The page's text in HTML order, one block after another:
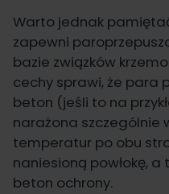
Warto jednak
zapewni
bazie związków
cechy sprawi, że para
beton (jeśli to na
narażona szczególnie
temperatur po obu
naniesioną powłokę,
beton ochrony.